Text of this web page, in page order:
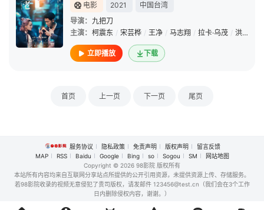
电影 2021
中国台湾
导演： 九把刀
主演： 柯震东 / 宋芸桦 / 王净 / 马志翔 / 拉卡·乌茂 / 洪都拉斯
立即播放 下载
首页 上一页 下一页 尾页
服务协议 隐私政策 免责声明 版权声明
留言反馈
MAP
RSS Baidu Google Bing so Sogou SM
网站地图
Copyright © 2026 98影院 版权所有
本站所有内容均来自互联网分享站点所提供的公开引用资源，未提供资源上传、存储服务。
若98影院收录的视频无意侵犯了贵司版权，请发邮件 123456@test.cn（我们会在3个工作
日内删除侵权内容，谢谢。）